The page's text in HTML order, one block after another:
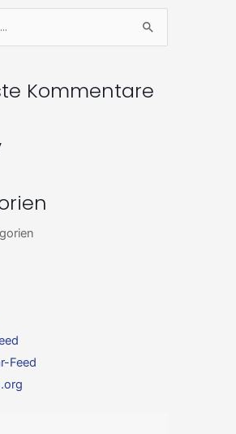
Kommentare
Feed